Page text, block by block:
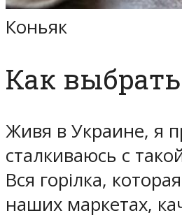
Коньяк
Как
Живя в Украине, я
сталкиваюсь с
Вся горiлка,
наших маркетах,